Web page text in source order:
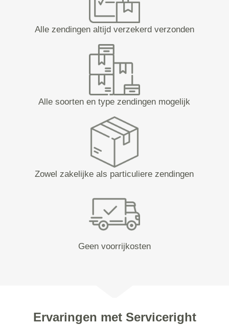
Alle zendingen altijd verzekerd verzonden
Alle soorten en type zendingen mogelijk
Zowel zakelijke als particuliere zendingen
Geen voorrijkosten
Ervaringen met Serviceright